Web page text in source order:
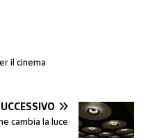
il cinema
cambia la luce